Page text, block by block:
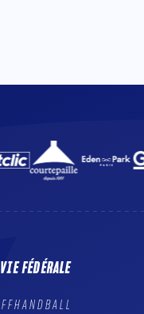
VIE FÉDÉRALE
FFHANDBALL